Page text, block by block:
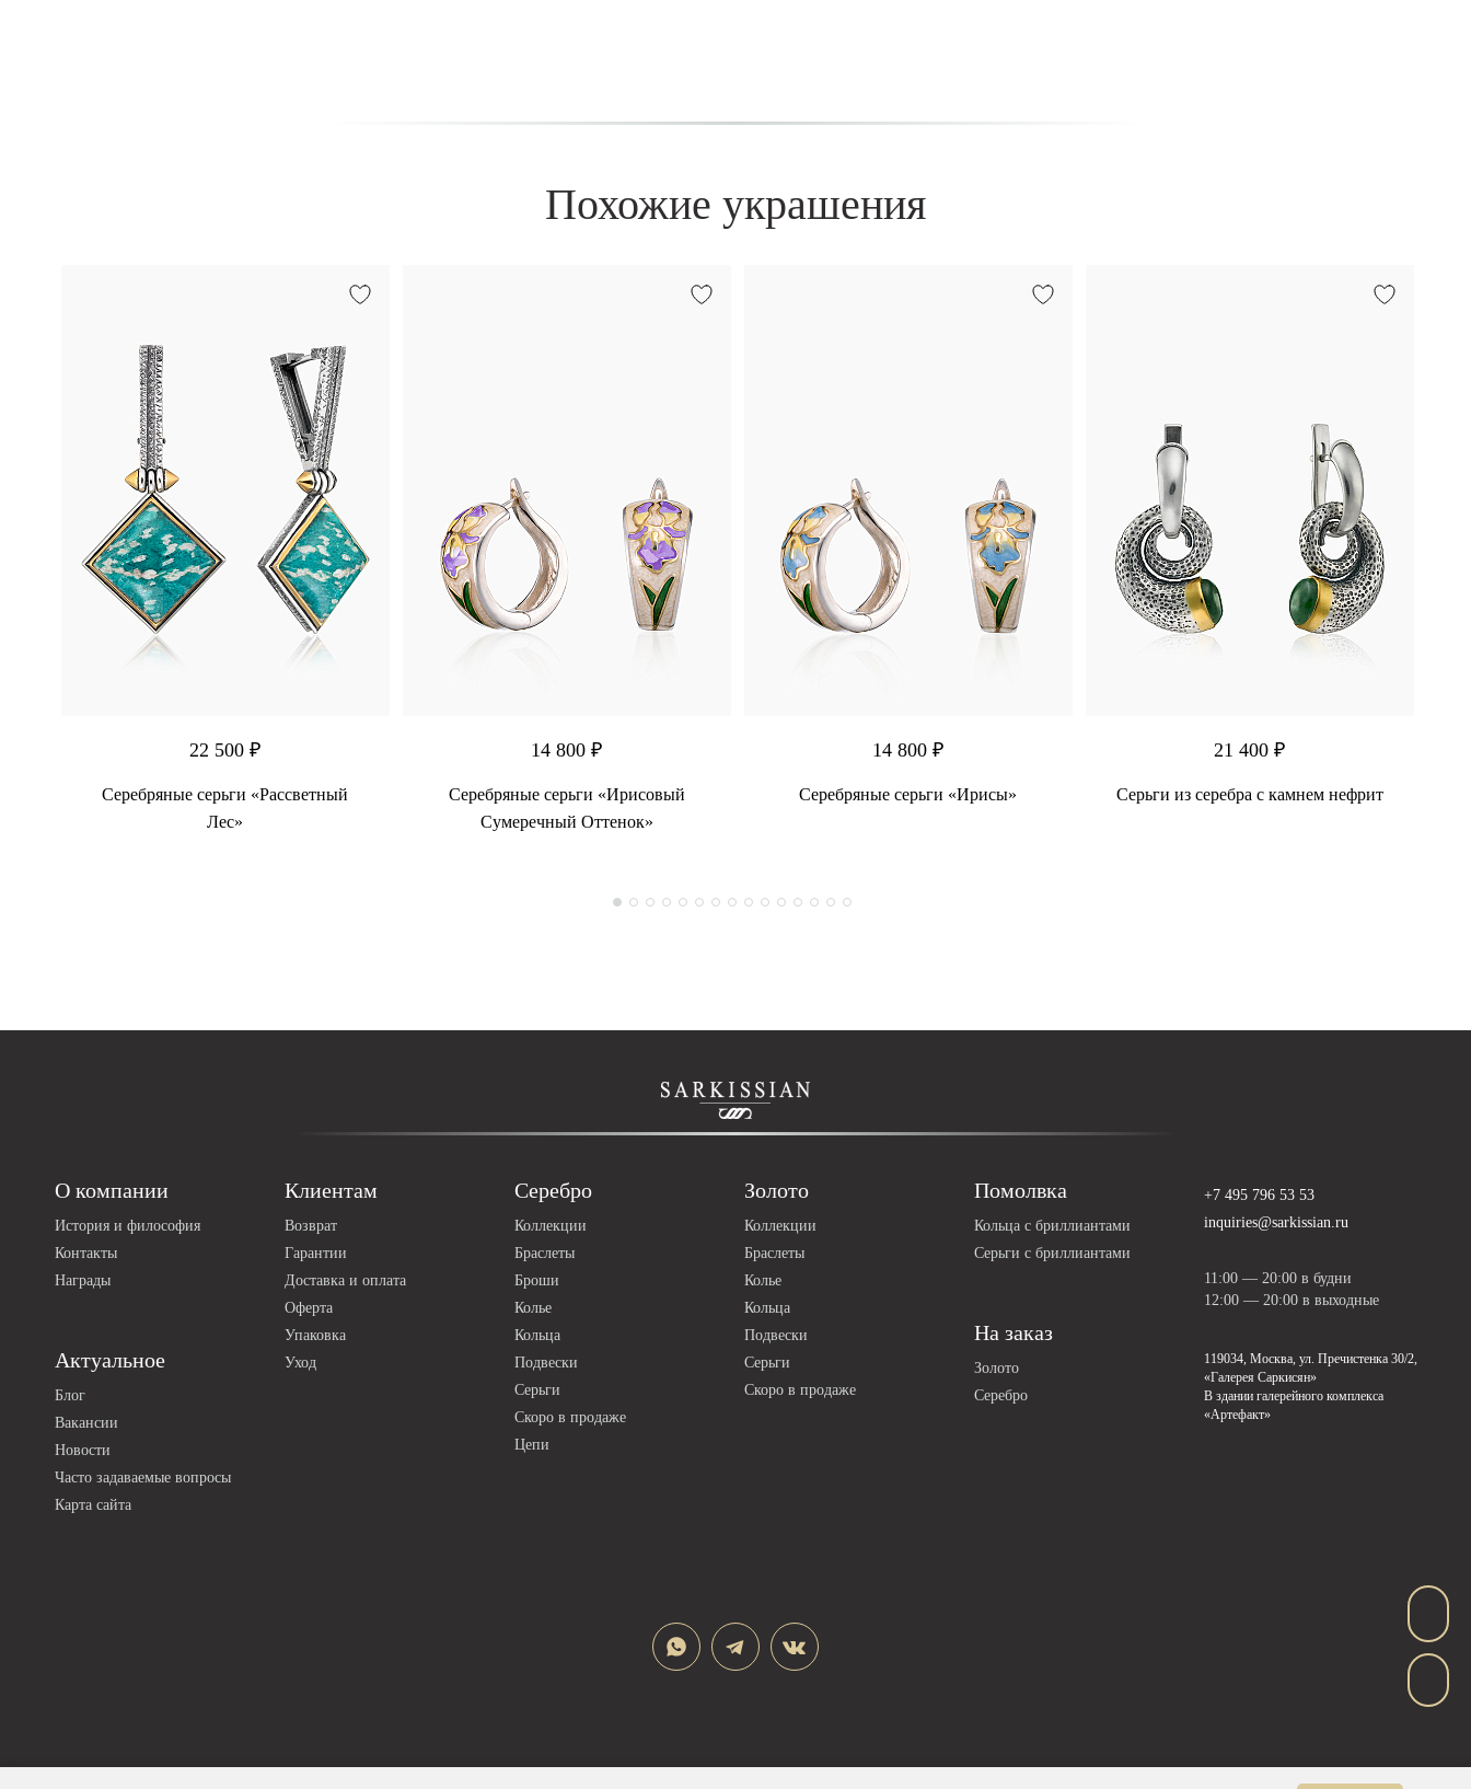
Похожие украшения
22 500 ₽
Серебряные серьги «Рассветный
Лес»
14 800 ₽
Серебряные серьги «Ирисовый
Сумеречный Оттенок»
14 800 ₽
Серебряные серьги «Ирисы»
21 400 ₽
Серьги из серебра с камнем нефрит
О компании
История и философия
Контакты
Награды
Актуальное
Блог
Вакансии
Новости
Часто задаваемые вопросы
Карта сайта
Клиентам
Возврат
Гарантии
Доставка и оплата
Оферта
Упаковка
Уход
Серебро
Коллекции
Браслеты
Броши
Колье
Кольца
Подвески
Серьги
Скоро в продаже
Цепи
Золото
Коллекции
Браслеты
Колье
Кольца
Подвески
Серьги
Скоро в продаже
Помолвка
Кольца с бриллиантами
Серьги с бриллиантами
На заказ
Золото
Серебро
+7 495 796 53 53
inquiries@sarkissian.ru
11:00 — 20:00 в будни
12:00 — 20:00 в выходные
119034, Москва, ул. Пречистенка 30/2,
«Галерея Саркисян»
В здании галерейного комплекса
«Артефакт»